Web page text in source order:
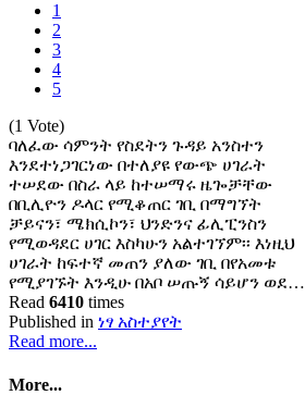
1
2
3
4
5
(1 Vote)
ባለፈው ሳምንት የስደትን ጉዳይ አንስተን
እንደተነጋገርነው በተለያዩ የውጭ ሀገራት
ተሠደው በስራ ላይ ከተሠማሩ ዜጐቻቸው
በቢሊዮን ዶላር የሚቆጠር ገቢ በማግኘት
ቻይናን፣ ሜክሲኮን፣ ህንድንና ፊሊፒንስን
የሚወዳደር ሀገር እስካሁን አልተገኘም፡፡ እነዚህ
ሀገራት ከፍተኛ መጠን ያለው ገቢ በየአመቱ
የሚያገኙት እንዲሁ በአቦ ሠጡኝ ሳይሆን ወደ…
Read 6410 times
Published in ነፃ አስተያየት
Read more...
More...